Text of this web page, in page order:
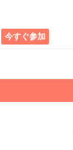
今すぐ参加